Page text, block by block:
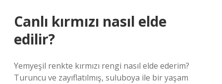
Canlı kırmızı nasıl elde
edilir?
Yemyeşil renkte kırmızı rengi nasıl elde ederim?
Turuncu ve zayıflatılmış, suluboya ile bir yaşam